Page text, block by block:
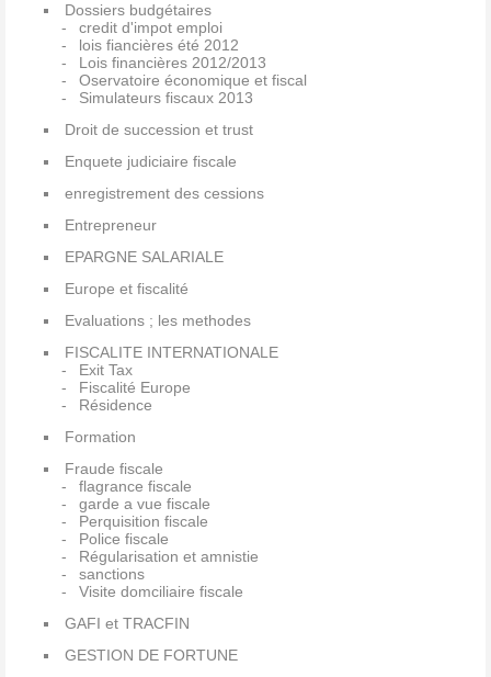
Dossiers budgétaires
credit d'impot emploi
lois fiancières été 2012
Lois financières 2012/2013
Oservatoire économique et fiscal
Simulateurs fiscaux 2013
Droit de succession et trust
Enquete judiciaire fiscale
enregistrement des cessions
Entrepreneur
EPARGNE SALARIALE
Europe et fiscalité
Evaluations ; les methodes
FISCALITE INTERNATIONALE
Exit Tax
Fiscalité Europe
Résidence
Formation
Fraude fiscale
flagrance fiscale
garde a vue fiscale
Perquisition fiscale
Police fiscale
Régularisation et amnistie
sanctions
Visite domciliaire fiscale
GAFI et TRACFIN
GESTION DE FORTUNE